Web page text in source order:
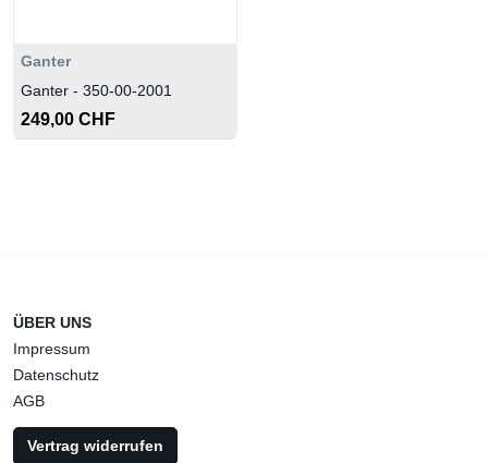
Ganter
Ganter - 350-00-2001
249,00 CHF
ÜBER UNS
Impressum
Datenschutz
AGB
Vertrag widerrufen